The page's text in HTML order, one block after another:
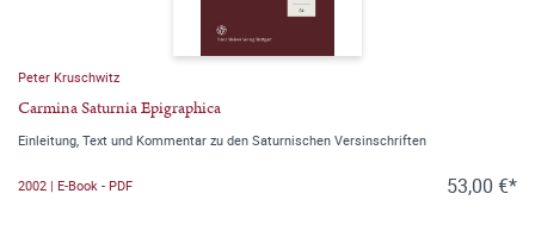
Peter Kruschwitz
Carmina Saturnia Epigraphica
Einleitung, Text und Kommentar zu den Saturnischen Versinschriften
2002 | E-Book - PDF 53,00 €*